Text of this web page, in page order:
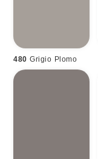
480 Grigio Plomo